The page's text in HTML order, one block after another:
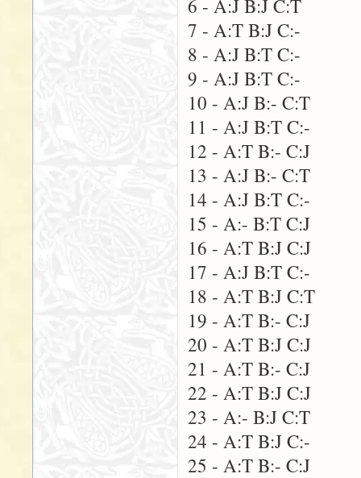
6 - A:J B:J C:T
7 - A:T B:J C:-
8 - A:J B:T C:-
9 - A:J B:T C:-
10 - A:J B:- C:T
11 - A:J B:T C:-
12 - A:T B:- C:J
13 - A:J B:- C:T
14 - A:J B:T C:-
15 - A:- B:T C:J
16 - A:T B:J C:J
17 - A:J B:T C:-
18 - A:T B:J C:T
19 - A:T B:- C:J
20 - A:T B:J C:J
21 - A:T B:- C:J
22 - A:T B:J C:J
23 - A:- B:J C:T
24 - A:T B:J C:-
25 - A:T B:- C:J